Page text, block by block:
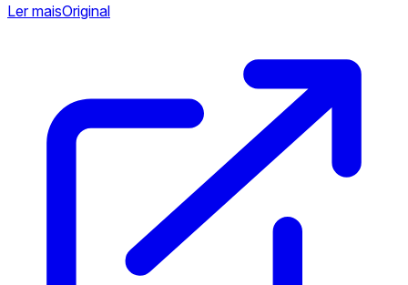
Ler maisOriginal